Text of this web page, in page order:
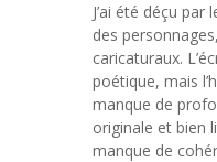
J’ai été déçu
des
caricaturaux.
poétique, mais
manque de
originale et bien
manque de